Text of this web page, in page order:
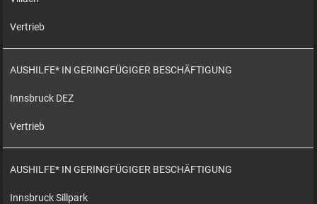
Vertrieb
AUSHILFE* IN GERINGFÜGIGER BESCHÄFTIGUNG
Innsbruck DEZ
Vertrieb
AUSHILFE* IN GERINGFÜGIGER BESCHÄFTIGUNG
Innsbruck Sillpark